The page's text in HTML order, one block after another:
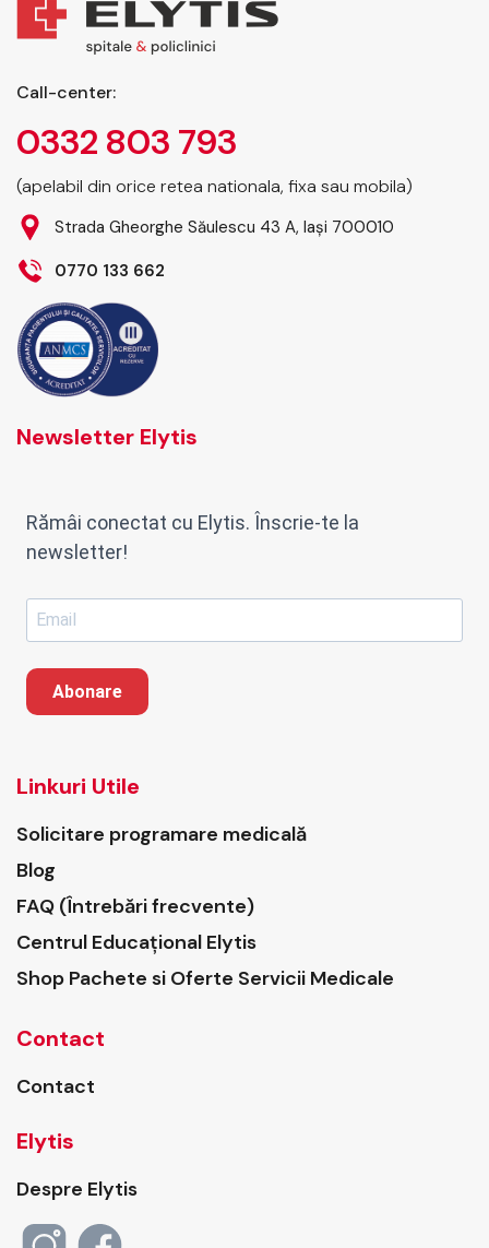
Call-center:
0332 803 793
(apelabil din orice retea nationala, fixa sau mobila)
Strada Gheorghe Săulescu 43 A, Iași 700010
0770 133 662
Newsletter Elytis
Rămâi conectat cu Elytis. Înscrie-te la
newsletter!
Abonare
Linkuri Utile
Solicitare programare medicală
Blog
FAQ (Întrebări frecvente)
Centrul Educațional Elytis
Shop Pachete si Oferte Servicii Medicale
Contact
Contact
Elytis
Despre Elytis